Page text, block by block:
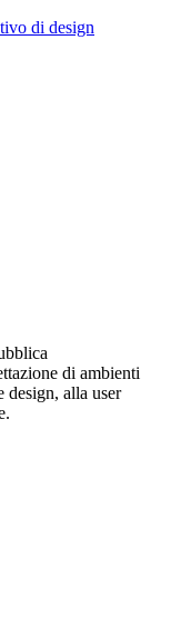
di design
di ambienti
alla user